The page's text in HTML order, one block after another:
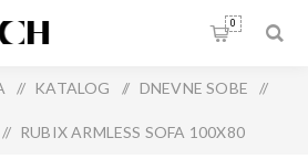
0
/ KATALOG / DNEVNE SOBE /
/ RUBIX ARMLESS SOFA 100X80